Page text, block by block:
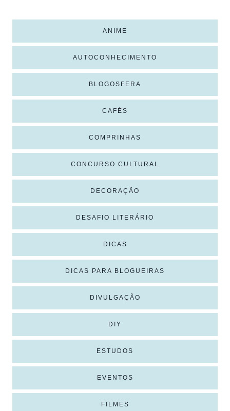
ANIME
AUTOCONHECIMENTO
BLOGOSFERA
CAFÉS
COMPRINHAS
CONCURSO CULTURAL
DECORAÇÃO
DESAFIO LITERÁRIO
DICAS
DICAS PARA BLOGUEIRAS
DIVULGAÇÃO
DIY
ESTUDOS
EVENTOS
FILMES